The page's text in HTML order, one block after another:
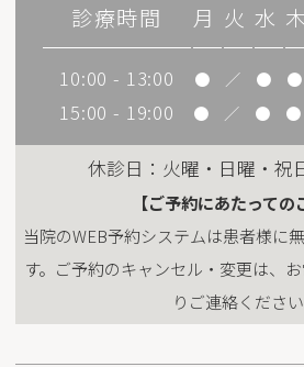
診療時間 月 火 水 木
10:00 - 13:00 ● ／ ● ●
15:00 - 19:00 ● ／ ● ●
休診日：火曜・日曜・祝
【ご予約にあたっての
当院のWEB予約システムは患者様に
す。ご予約のキャンセル・変更は、
りご連絡ください